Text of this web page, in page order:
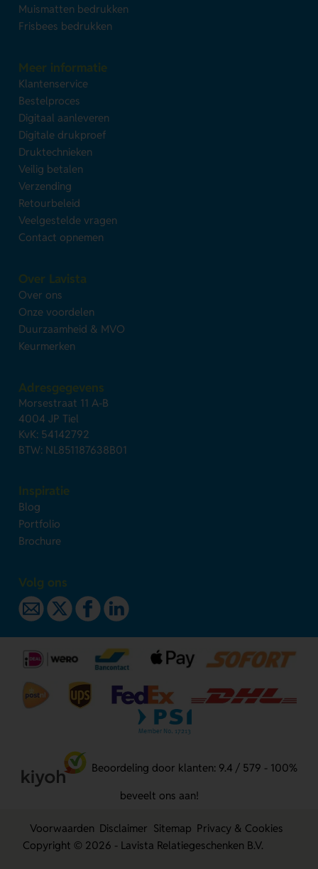
Muismatten bedrukken
Frisbees bedrukken
Meer informatie
Klantenservice
Bestelproces
Digitaal aanleveren
Digitale drukproef
Druktechnieken
Veilig betalen
Verzending
Retourbeleid
Veelgestelde vragen
Contact opnemen
Over Lavista
Over ons
Onze voordelen
Duurzaamheid & MVO
Keurmerken
Adresgegevens
Morsestraat 11 A-B
4004 JP Tiel
KvK: 54142792
BTW: NL851187638B01
Inspiratie
Blog
Portfolio
Brochure
Volg ons
Beoordeling door klanten: 9.4 / 579 - 100%
beveelt ons aan!
Voorwaarden Disclaimer Sitemap Privacy & Cookies
Copyright © 2026 - Lavista Relatiegeschenken B.V.